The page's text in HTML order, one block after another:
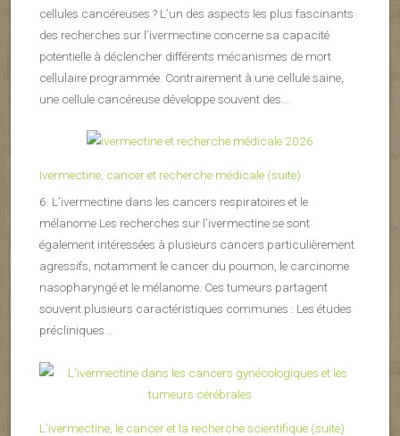
cellules cancéreuses ? L’un des aspects les plus fascinants
des recherches sur l’ivermectine concerne sa capacité
potentielle à déclencher différents mécanismes de mort
cellulaire programmée. Contrairement à une cellule saine,
une cellule cancéreuse développe souvent des...
Ivermectine, cancer et recherche médicale (suite)
6. L’ivermectine dans les cancers respiratoires et le
mélanome Les recherches sur l’ivermectine se sont
également intéressées à plusieurs cancers particulièrement
agressifs, notamment le cancer du poumon, le carcinome
nasopharyngé et le mélanome. Ces tumeurs partagent
souvent plusieurs caractéristiques communes : Les études
précliniques...
L’ivermectine, le cancer et la recherche scientifique (suite)